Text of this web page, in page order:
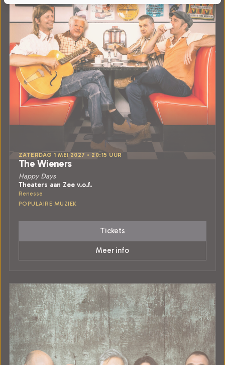
ZATERDAG 1 MEI 2027 • 20:15 UUR
The Wieners
Happy Days
Theaters aan Zee v.o.f.
Renesse
POPULAIRE MUZIEK
Tickets
Meer info